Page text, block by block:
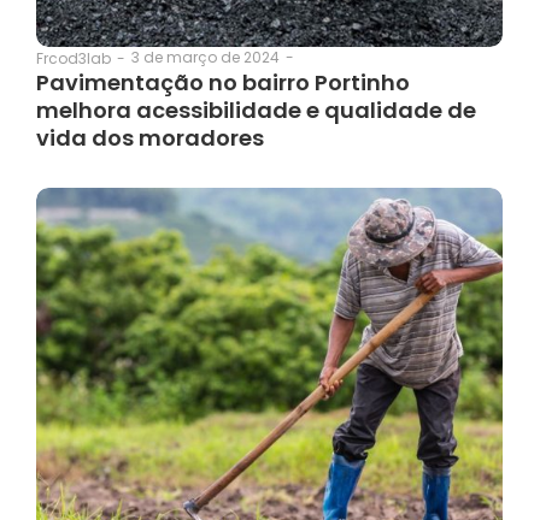
Frcod3lab - 3 de março de 2024 -
Pavimentação no bairro Portinho
melhora acessibilidade e qualidade de
vida dos moradores